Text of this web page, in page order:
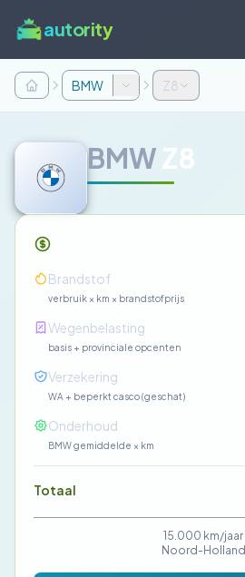
autority
BMW Z8
BMWZ8
Brandstof
verbruik × km × brandstofprijs
Wegenbelasting
basis + provinciale opcenten
Verzekering
WA + beperkt casco (geschat)
Onderhoud
BMW gemiddelde × km
Totaal
15.000 km/jaar
Noord-Holland